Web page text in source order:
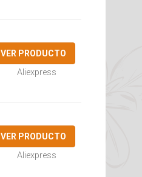
VER PRODUCTO
Aliexpress
VER PRODUCTO
Aliexpress